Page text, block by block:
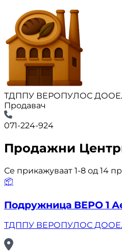
ТДППУ ВЕРОПУЛОС
Продавач
071-224-924
Продажни
Се прикажуваат 1-8 од 14
📦
Подружница ВЕРО 1
ТДППУ ВЕРОПУЛОС